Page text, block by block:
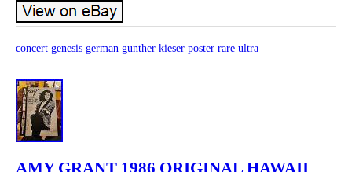
concert genesis german gunther kieser poster rare ultra
AMY GRANT 1986 ORIGINAL HAWAII